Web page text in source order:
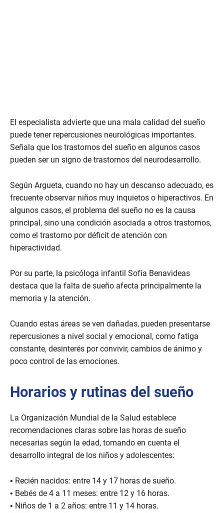
El especialista advierte que una mala calidad del sueño
puede tener repercusiones neurológicas importantes.
Señala que los trastornos del sueño en algunos casos
pueden ser un signo de trastornos del neurodesarrollo.
Según Argueta, cuando no hay un descanso adecuado, es
frecuente observar niños muy inquietos o hiperactivos. En
algunos casos, el problema del sueño no es la causa
principal, sino una condición asociada a otros trastornos,
como el trastorno por déficit de atención con
hiperactividad.
Por su parte, la psicóloga infantil Sofía Benavideas
destaca que la falta de sueño afecta principalmente la
memoria y la atención.
Cuando estas áreas se ven dañadas, pueden presentarse
repercusiones a nivel social y emocional, como fatiga
constante, desinterés por convivir, cambios de ánimo y
poco control de las emociones.
Horarios y rutinas del sueño
La Organización Mundial de la Salud establece
recomendaciones claras sobre las horas de sueño
necesarias según la edad, tomando en cuenta el
desarrollo integral de los niños y adolescentes:
• Recién nacidos: entre 14 y 17 horas de sueño.
• Bebés de 4 a 11 meses: entre 12 y 16 horas.
• Niños de 1 a 2 años: entre 11 y 14 horas.